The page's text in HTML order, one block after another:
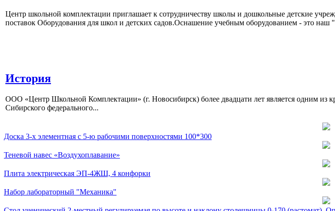
Центр школьной комплектации приглашает к сотрудничеству школы и дошкольные детские
поставок Оборудования для школ и детских садов.Оснашение учебным оборудованием - это
История
ООО «Центр Школьной Комплектации» (г. Новосибирск) более двадцати лет является одним из
Сибирского федерального...
Доска 3-х элементная с 5-ю рабочими поверхностями 100*300
Теневой навес «Воздухоплавание»
Плита электрическая ЭП-4ЖШ, 4 конфорки
Набор лабораторный "Механика"